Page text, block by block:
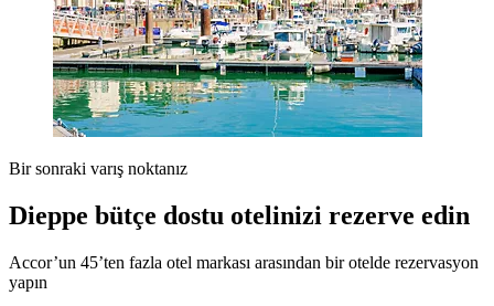
Bir sonraki varış noktanız
Dieppe bütçe dostu otelinizi rezerve edin
Accor’un 45’ten fazla otel markası arasından bir otelde rezervasyon
yapın